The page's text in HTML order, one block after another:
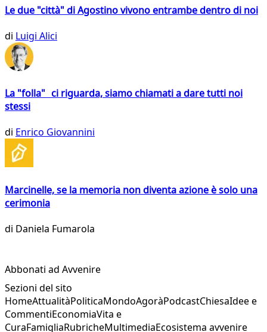
Le due "città" di Agostino vivono entrambe dentro di noi
di Luigi Alici
La "folla" ci riguarda, siamo chiamati a dare tutti noi
stessi
di Enrico Giovannini
Marcinelle, se la memoria non diventa azione è solo una
cerimonia
di Daniela Fumarola
Abbonati ad Avvenire
Sezioni del sito
HomeAttualitàPoliticaMondoAgoràPodcastChiesaIdee e
CommentiEconomiaVita e
CuraFamigliaRubricheMultimediaEcosistema avvenire